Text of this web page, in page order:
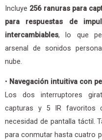
Incluye 256 ranuras para
para respuestas de
intercambiables, lo que
arsenal de sonidos
nube.
• Navegación intuitiva con
Los dos interruptores
capturas y 5 IR favoritos
necesidad de pantalla táctil.
para conmutar hasta cuatro